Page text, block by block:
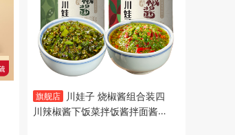
旗舰店
川娃子 烧椒酱组合装四
川辣椒酱下饭菜拌饭酱拌面酱牛